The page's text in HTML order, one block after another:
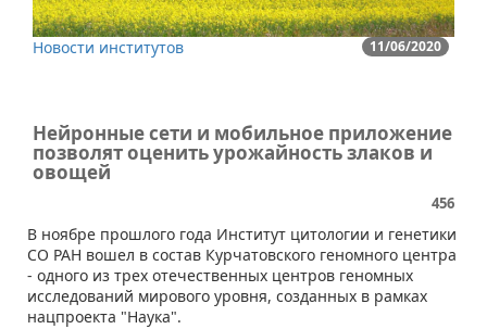
11/06/2020
Новости институтов
Нейронные сети и мобильное приложение
позволят оценить урожайность злаков и
овощей
456
​В ноябре прошлого года Институт цитологии и генетики
СО РАН вошел в состав Курчатовского геномного центра
- одного из трех отечественных центров геномных
исследований мирового уровня, созданных в рамках
нацпроекта "Наука".